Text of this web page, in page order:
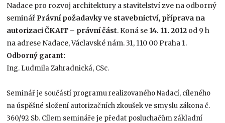
Nadace pro rozvoj architektury a stavitelství zve na odborný
seminář Právní požadavky ve stavebnictví, příprava na
autorizaci ČKAIT – právní část. Koná se 14. 11. 2012 od 9 h
na adrese Nadace, Václavské nám. 31, 110 00 Praha 1.
Odborný garant:
Ing. Ludmila Zahradnická, CSc.
Seminář je součástí programu realizovaného Nadací, cíleného
na úspěšné složení autorizačních zkoušek ve smyslu zákona č.
360/92 Sb. Cílem semináře je předat posluchačům základní